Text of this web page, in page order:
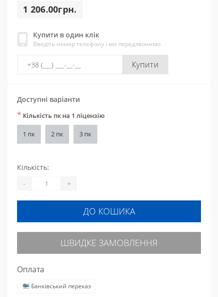
1 206.00грн.
Купити в один клік
Введіть номер телефону і ми передзвонимо
Купити
Доступні варіанти
* Кількість пк на 1 ліцензію
1 пк 2 пк 3 пк
Кількість:
- +
ДО КОШИКА
ШВИДКЕ ЗАМОВЛЕННЯ
Оплата
Банківський переказ